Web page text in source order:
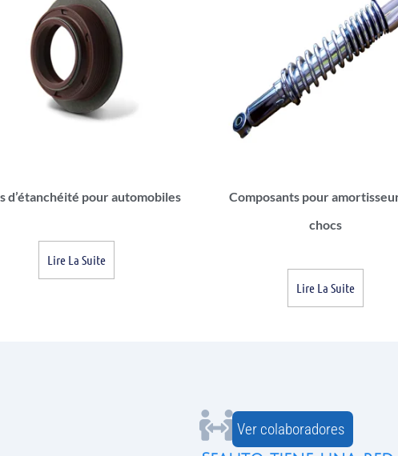
d’étanchéité pour automobiles
Lire La Suite
Composants pour
chocs
Lire La Suite
Ver colaboradores